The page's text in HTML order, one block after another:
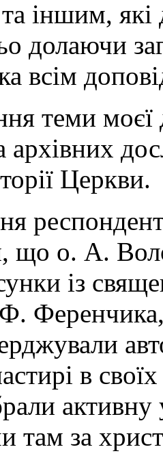
іншим, які
долаючи
всім
теми моєї
Церкви.
що о. А.
із
Ф.
в
активну
там за